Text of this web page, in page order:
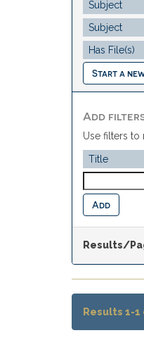
Start a
Add
Use filters to
Results/
Results 1-